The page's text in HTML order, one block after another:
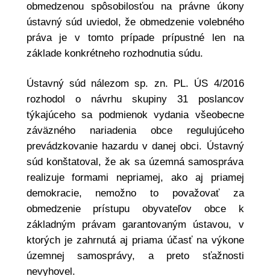
obmedzenou spôsobilosťou na právne úkony
ústavný súd uviedol, že obmedzenie volebného
práva je v tomto prípade prípustné len na
základe konkrétneho rozhodnutia súdu.
Ústavný súd nálezom sp. zn. PL. ÚS 4/2016
rozhodol o návrhu skupiny 31 poslancov
týkajúceho sa podmienok vydania všeobecne
záväzného nariadenia obce regulujúceho
prevádzkovanie hazardu v danej obci. Ústavný
súd konštatoval, že ak sa územná samospráva
realizuje formami nepriamej, ako aj priamej
demokracie, nemožno to považovať za
obmedzenie prístupu obyvateľov obce k
základným právam garantovaným ústavou, v
ktorých je zahrnutá aj priama účasť na výkone
územnej samosprávy, a preto sťažnosti
nevyhovel.